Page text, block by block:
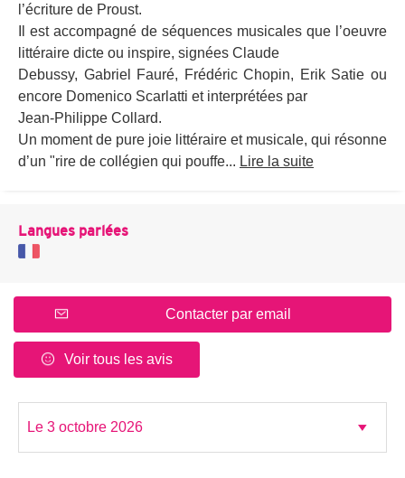
l’écriture de Proust.
Il est accompagné de séquences musicales que l’oeuvre
littéraire dicte ou inspire, signées Claude
Debussy, Gabriel Fauré, Frédéric Chopin, Erik Satie ou
encore Domenico Scarlatti et interprétées par
Jean-Philippe Collard.
Un moment de pure joie littéraire et musicale, qui résonne
d’un "rire de collégien qui pouffe... Lire la suite
Langues parlées
Contacter par email
Voir tous les avis